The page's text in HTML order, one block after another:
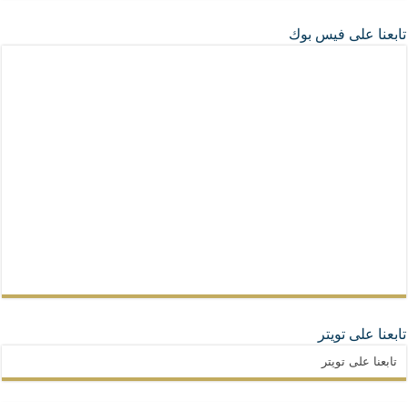
تابعنا على فيس بوك
تابعنا على تويتر
تابعنا على تويتر